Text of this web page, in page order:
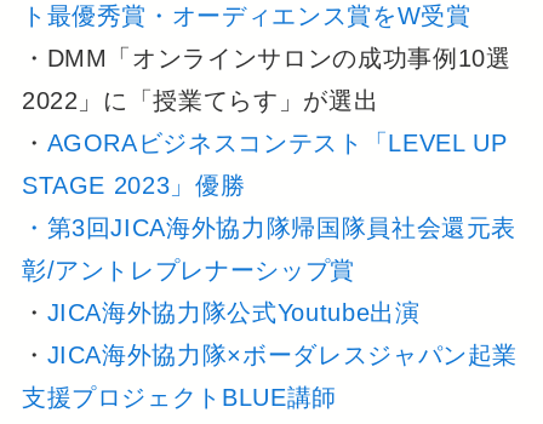
ト最優秀賞・オーディエンス賞をW受賞
・DMM「オンラインサロンの成功事例10選
2022」に「授業てらす」が選出
・ AGORAビジネスコンテスト「LEVEL UP
STAGE 2023」優勝
・第3回JICA海外協力隊帰国隊員社会還元表
彰/アントレプレナーシップ賞
・ JICA海外協力隊公式Youtube出演
・ JICA海外協力隊×ボーダレスジャパン起業
支援プロジェクトBLUE講師